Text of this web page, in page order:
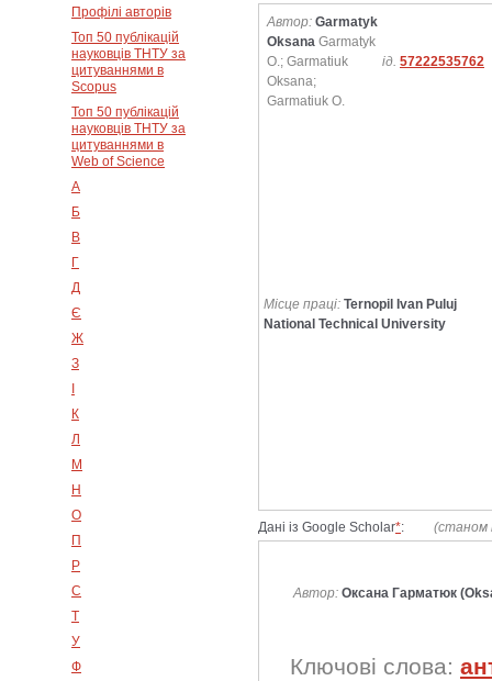
Профілі авторів
Топ 50 публікацій
науковців ТНТУ за
цитуваннями в
Scopus
Топ 50 публікацій
науковців ТНТУ за
цитуваннями в
Web of Science
А
Б
В
Г
Д
Є
Ж
З
К
Л
М
Н
О
П
Р
С
Т
У
Ф
Автор: Garmatyk
Oksana Garmatyk
O.; Garmatiuk
Oksana;
Garmatiuk O.
ід. 57222535762
Місце праці: Ternopil Ivan Puluj
National Technical University
Дані із Google Scholar*: (станом
Автор: Оксана Гарматюк
Ключові слова: